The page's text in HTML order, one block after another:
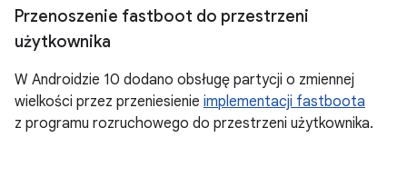
Przenoszenie fastboot do przestrzeni
użytkownika
W Androidzie 10 dodano obsługę partycji o zmiennej
wielkości przez przeniesienie implementacji fastboota
z programu rozruchowego do przestrzeni użytkownika.